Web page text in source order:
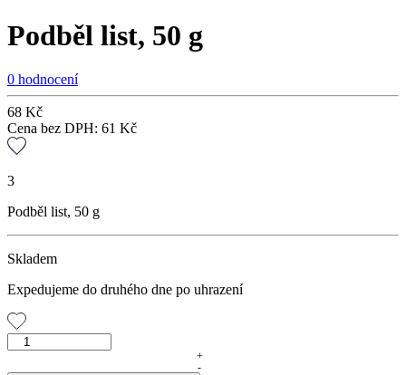
Podběl list, 50 g
0 hodnocení
68 Kč
Cena bez DPH: 61 Kč
3
Podběl list, 50 g
Skladem
Expedujeme do druhého dne po uhrazení
Podběl
+
-